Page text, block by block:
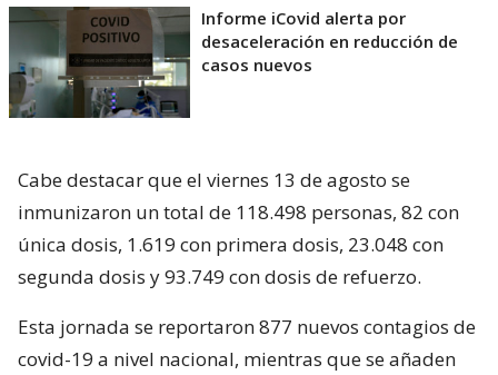
Informe iCovid alerta por
desaceleración en reducción de
casos nuevos
Cabe destacar que el viernes 13 de agosto se
inmunizaron un total de 118.498 personas, 82 con
única dosis, 1.619 con primera dosis, 23.048 con
segunda dosis y 93.749 con dosis de refuerzo.
Esta jornada se reportaron 877 nuevos contagios de
covid-19 a nivel nacional, mientras que se añaden